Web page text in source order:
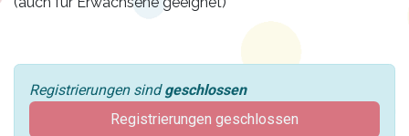
Registrierungen sindgeschlossen
Registrierungen geschlossen